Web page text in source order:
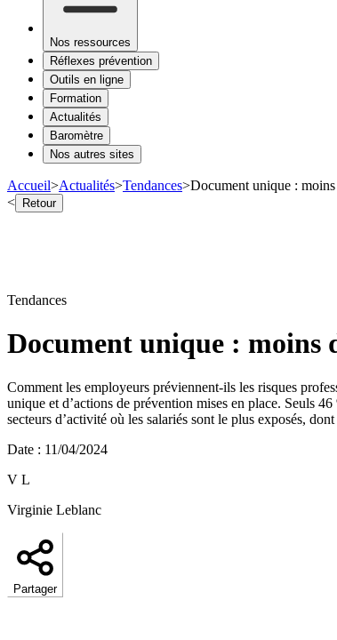
Nos ressources
Réflexes prévention
Outils en ligne
Formation
Actualités
Baromètre
Nos autres sites
Accueil>Actualités>Tendances>Document unique : moins
< Retour
Tendances
Document unique : moins
Comment les employeurs préviennent-ils les risques
unique et d’actions de prévention mises en place. Seuls
secteurs d’activité où les salariés sont le plus exposés,
Date : 11/04/2024
V L
Virginie Leblanc
Partager